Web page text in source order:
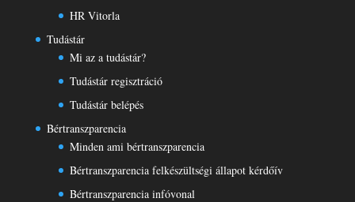
HR Vitorla
Tudástár
Mi az a tudástár?
Tudástár regisztráció
Tudástár belépés
Bértranszparencia
Minden ami bértranszparencia
Bértranszparencia felkészültségi állapot kérdőív
Bértranszparencia infóvonal